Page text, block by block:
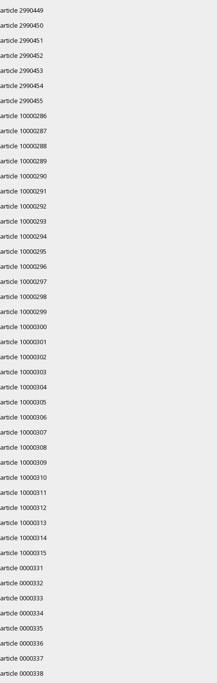
article 2990449
article 2990450
article 2990451
article 2990452
article 2990453
article 2990454
article 2990455
article 10000286
article 10000287
article 10000288
article 10000289
article 10000290
article 10000291
article 10000292
article 10000293
article 10000294
article 10000295
article 10000296
article 10000297
article 10000298
article 10000299
article 10000300
article 10000301
article 10000302
article 10000303
article 10000304
article 10000305
article 10000306
article 10000307
article 10000308
article 10000309
article 10000310
article 10000311
article 10000312
article 10000313
article 10000314
article 10000315
article 0000331
article 0000332
article 0000333
article 0000334
article 0000335
article 0000336
article 0000337
article 0000338